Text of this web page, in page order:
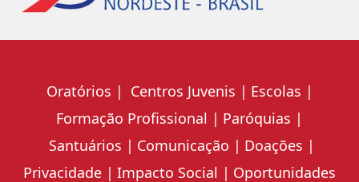
Oratórios Centros Juvenis
Escolas
Formação Profissional
Paróquias
Santuários
Comunicação
Doações
Privacidade
Impacto Social Oportunidades